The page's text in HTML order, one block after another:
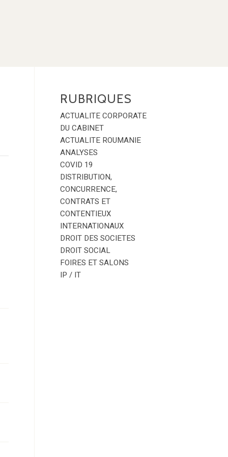
RUBRIQUES
ACTUALITE CORPORATE
DU CABINET
ACTUALITE ROUMANIE
ANALYSES
COVID 19
DISTRIBUTION,
CONCURRENCE,
CONTRATS ET
CONTENTIEUX
INTERNATIONAUX
DROIT DES SOCIETES
DROIT SOCIAL
FOIRES ET SALONS
IP / IT